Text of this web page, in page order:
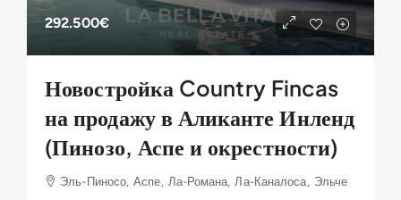
292.500€
Новостройка Country Fincas
на продажу в Аликанте Инленд
(Пинозо, Аспе и окрестности)
Эль-Пиносо, Аспе, Ла-Романа, Ла-Каналоса, Эльче